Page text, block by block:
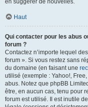
en suggérer de nouvelles.
Haut
Qui contacter pour les abus
forum ?
Contactez n’importe lequel
forum ». Si vous restez sans
du domaine (en faisant une
utilisé (exemple : Yahoo!,
abus. Notez que phpBB Limited
être, en aucun cas, tenu pour
forum est utilisé. Il est inutile